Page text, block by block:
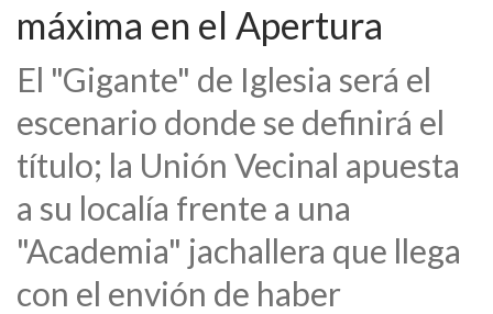
máxima en el Apertura
El "Gigante" de Iglesia será el
escenario donde se definirá el
título; la Unión Vecinal apuesta
a su localía frente a una
"Academia" jachallera que llega
con el envión de haber